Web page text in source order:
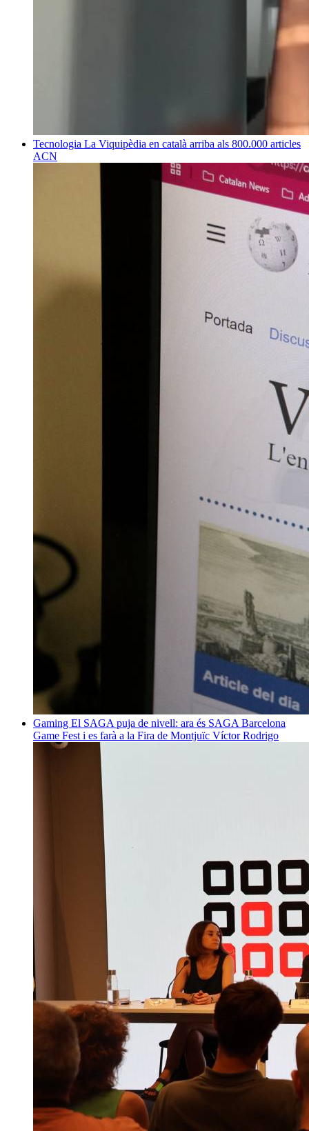
Tecnologia La Viquipèdia en català arriba als 800.000 articles
ACN
Gaming El SAGA puja de nivell: ara és SAGA Barcelona
Game Fest i es farà a la Fira de Montjuïc Víctor Rodrigo